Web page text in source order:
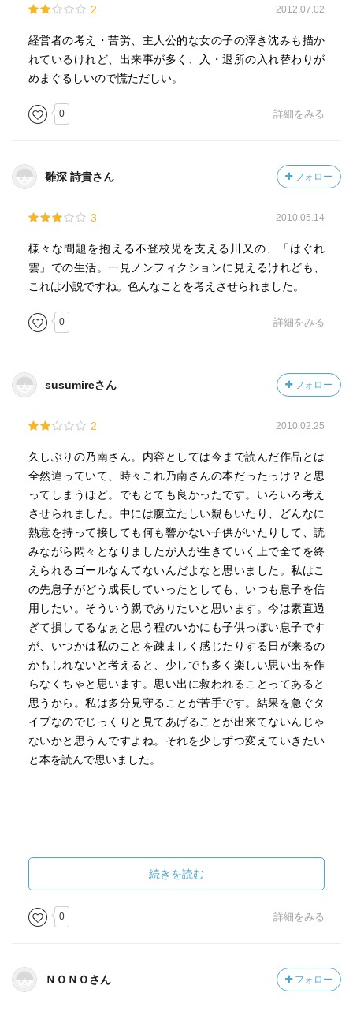
2 2012.07.02
経営者の考え・苦労、主人公的な女の子の浮き沈みも描か
れているけれど、出来事が多く、入・退所の入れ替わりが
めまぐるしいので慌ただしい。
0 詳細をみる
雛深 詩貴さん フォロー
3 2010.05.14
様々な問題を抱える不登校児を支える川又の、「はぐれ
雲」での生活。一見ノンフィクションに見えるけれども、
これは小説ですね。色んなことを考えさせられました。
0 詳細をみる
susumireさん フォロー
2 2010.02.25
久しぶりの乃南さん。内容としては今まで読んだ作品とは
全然違っていて、時々これ乃南さんの本だったっけ？と思
ってしまうほど。でもとても良かったです。いろいろ考え
させられました。中には腹立たしい親もいたり、どんなに
熱意を持って接しても何も響かない子供がいたりして、読
みながら悶々となりましたが人が生きていく上で全てを終
えられるゴールなんてないんだよなと思いました。私はこ
の先息子がどう成長していったとしても、いつも息子を信
用したい。そういう親でありたいと思います。今は素直過
ぎて損してるなぁと思う程のいかにも子供っぽい息子です
が、いつかは私のことを疎ましく感じたりする日が来るの
かもしれないと考えると、少しでも多く楽しい思い出を作
らなくちゃと思います。思い出に救われることってあると
思うから。私は多分見守ることが苦手です。結果を急ぐタ
イプなのでじっくりと見てあげることが出来てないんじゃ
ないかと思うんですよね。それを少しずつ変えていきたい
と本を読んで思いました。
続きを読む
0 詳細をみる
ＮＯＮＯさん フォロー